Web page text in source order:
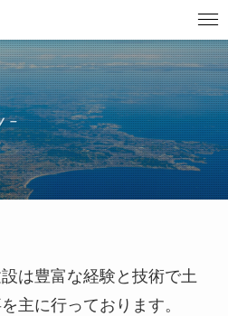
–
は豊富な経験と技術で土
主に行っております。